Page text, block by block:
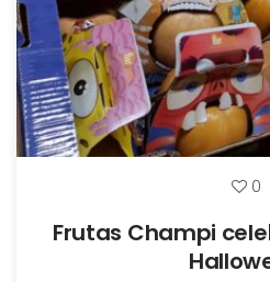
0
Frutas Champi